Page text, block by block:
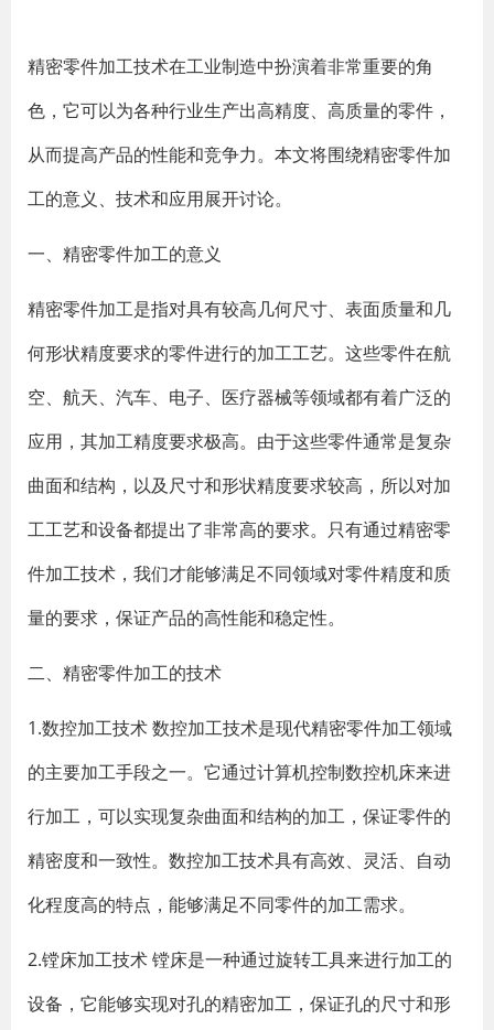
精密零件加工技术在工业制造中扮演着非常重要的角
色，它可以为各种行业生产出高精度、高质量的零件，
从而提高产品的性能和竞争力。本文将围绕精密零件加
工的意义、技术和应用展开讨论。
一、精密零件加工的意义
精密零件加工是指对具有较高几何尺寸、表面质量和几
何形状精度要求的零件进行的加工工艺。这些零件在航
空、航天、汽车、电子、医疗器械等领域都有着广泛的
应用，其加工精度要求极高。由于这些零件通常是复杂
曲面和结构，以及尺寸和形状精度要求较高，所以对加
工工艺和设备都提出了非常高的要求。只有通过精密零
件加工技术，我们才能够满足不同领域对零件精度和质
量的要求，保证产品的高性能和稳定性。
二、精密零件加工的技术
1.数控加工技术 数控加工技术是现代精密零件加工领域
的主要加工手段之一。它通过计算机控制数控机床来进
行加工，可以实现复杂曲面和结构的加工，保证零件的
精密度和一致性。数控加工技术具有高效、灵活、自动
化程度高的特点，能够满足不同零件的加工需求。
2.镗床加工技术 镗床是一种通过旋转工具来进行加工的
设备，它能够实现对孔的精密加工，保证孔的尺寸和形